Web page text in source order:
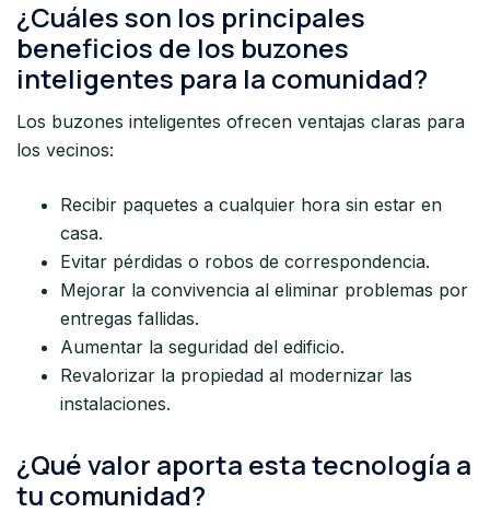
¿Cuáles son los principales
beneficios de los buzones
inteligentes para la comunidad?
Los buzones inteligentes ofrecen ventajas claras para
los vecinos:
Recibir paquetes a cualquier hora sin estar en
casa.
Evitar pérdidas o robos de correspondencia.
Mejorar la convivencia al eliminar problemas por
entregas fallidas.
Aumentar la seguridad del edificio.
Revalorizar la propiedad al modernizar las
instalaciones.
¿Qué valor aporta esta tecnología a
tu comunidad?